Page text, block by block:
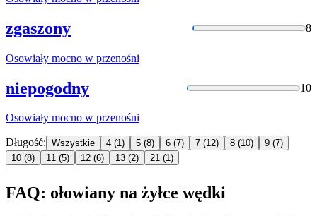
zgaszony 8
Osowiały mocno w przenośni
niepogodny 10
Osowiały mocno w przenośni
Długość: Wszystkie 4 (1) 5 (8) 6 (7) 7 (12) 8 (10) 9 (7)
10 (8) 11 (5) 12 (6) 13 (2) 21 (1)
FAQ: ołowiany na żyłce wędki